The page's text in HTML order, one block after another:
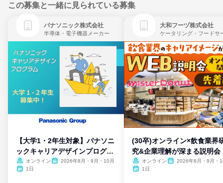
この募集と一緒に見られている募集
パナソニック株式会社
半導体・電子機器メーカー
【大学1・2年生対象】パナソニ
ックキャリアデザインプログラ
ム
オンライン
2026年8月・9月・10月
1日
大和フーヅ株式会社
(30卒)オンライン×飲食業界
究&企業理解が深まる説明会
オンライン
2026年8月・9月・
1日